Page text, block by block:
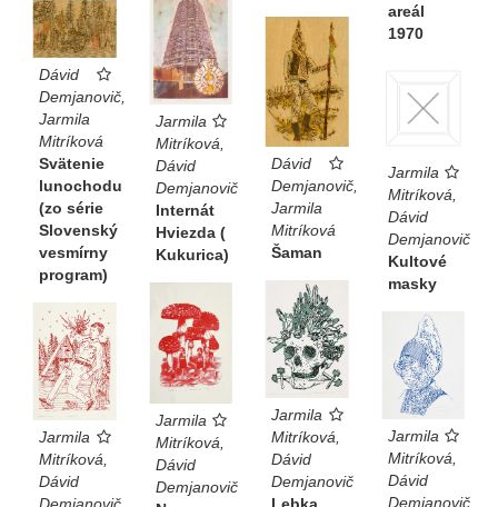
areál
1970
Jarmila
Mitríková,
Dávid
Demjanovič
Internát
Hviezda (
Kukurica)
Dávid
Demjanovič,
Jarmila
Mitríková
Svätenie
lunochodu
(zo série
Slovenský
vesmírny
program)
Dávid
Demjanovič,
Jarmila
Mitríková
Šaman
Jarmila
Mitríková,
Dávid
Demjanovič
Kultové
masky
Jarmila
Mitríková,
Dávid
Demjanovič
Lebka
Jarmila
Mitríková,
Dávid
Demjanovič
Jarmila
Mitríková,
Dávid
Demjanovič
Jarmila
Mitríková,
Dávid
Demjanovič